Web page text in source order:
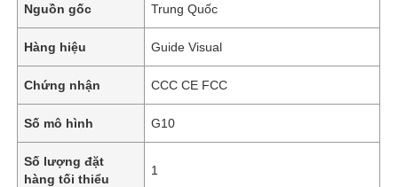
Nguồn gốc Trung Quốc
Hàng hiệu Guide Visual
Chứng nhận CCC CE FCC
Số mô hình G10
Số lượng đặt
hàng tối thiểu
1